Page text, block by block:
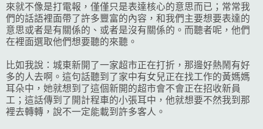
來就不像是打電報，僅僅只是表達核心的意思而已；常常我
們的話語裡面帶了許多豐富的內容，和我們主要想要表達的
意思或者是有關係的、或者是沒有關係的。而聽者呢，他們
在裡面選取他們想要聽的來聽。
比如我說：城東新開了一家超市正在打折，那邊好熱鬧有好
多的人去啊。這句話聽到了家中有女兒正在找工作的黃媽媽
耳朵中，她就想到了這個新開的超市會不會正在招收新員
工；這話傳到了開計程車的小張耳中，他就想要不然我到那
裡去轉轉，說不一定能載到許多客人。